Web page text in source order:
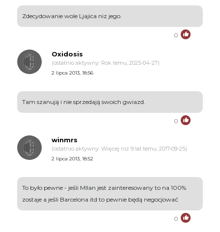
Zdecydowanie wole Ljajica niz jego.
0
Oxidosis
(ostatnio aktywny: Rok temu, 2025-04-27)
2 lipca 2013, 18:56
Tam szanują i nie sprzedają swoich gwiazd.
0
winmrs
(ostatnio aktywny: Więcej niż 9 lat temu, 2017-09-25)
2 lipca 2013, 18:52
To było pewne - jeśli MIlan jest zainteresowany to na 100%
zostaje a jeśli Barcelona itd to pewnie będą negocjować
0